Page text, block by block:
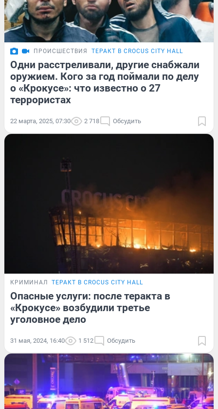
ПРОИСШЕСТВИЯ ТЕРАКТ В CROCUS CITY HALL
Одни расстреливали, другие снабжали
оружием. Кого за год поймали по делу
о «Крокусе»: что известно о 27
террористах
22 марта, 2025, 07:30 2 718 Обсудить
КРИМИНАЛ ТЕРАКТ В CROCUS CITY HALL
Опасные услуги: после теракта в
«Крокусе» возбудили третье
уголовное дело
31 мая, 2024, 16:40 1 512 Обсудить